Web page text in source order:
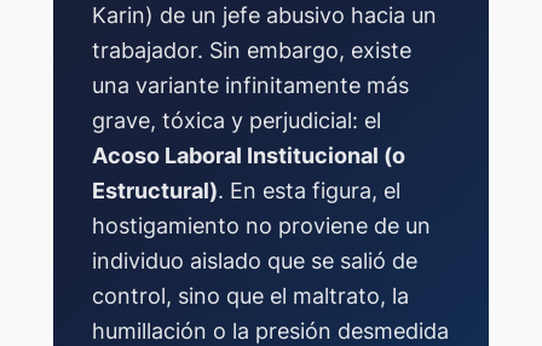
Karin) de un jefe abusivo hacia un
trabajador. Sin embargo, existe
una variante infinitamente más
grave, tóxica y perjudicial: el
Acoso Laboral Institucional (o
Estructural). En esta figura, el
hostigamiento no proviene de un
individuo aislado que se salió de
control, sino que el maltrato, la
humillación o la presión desmedida